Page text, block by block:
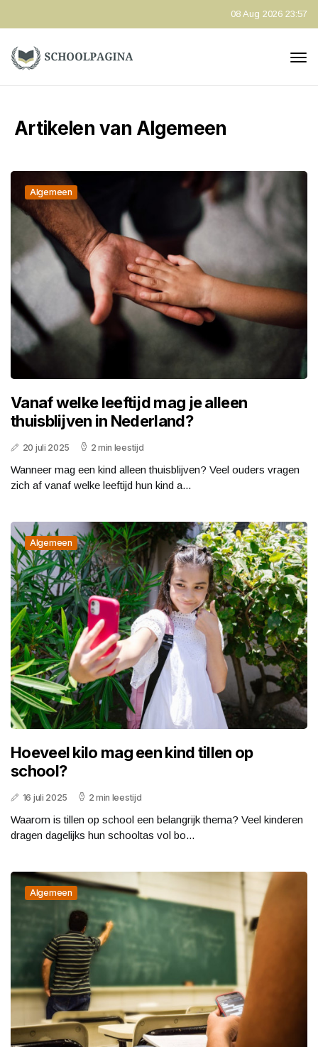
08 Aug 2026 23:57
Artikelen van Algemeen
Algemeen
Vanaf welke leeftijd mag je alleen
thuisblijven in Nederland?
20 juli 2025 2 min leestijd
Wanneer mag een kind alleen thuisblijven? Veel ouders vragen
zich af vanaf welke leeftijd hun kind a...
Algemeen
Hoeveel kilo mag een kind tillen op
school?
16 juli 2025 2 min leestijd
Waarom is tillen op school een belangrijk thema? Veel kinderen
dragen dagelijks hun schooltas vol bo...
Algemeen